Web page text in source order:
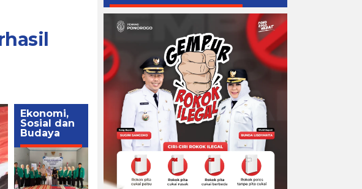
Ekonomi,
Sosial dan
Budaya